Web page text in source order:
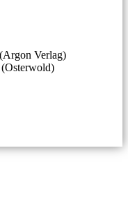
Verlag)